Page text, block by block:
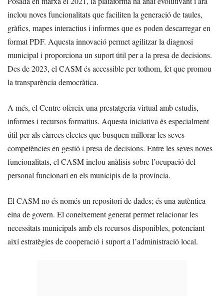
inclou noves funcionalitats que faciliten la generació de taules,
gràfics, mapes interactius i informes que es poden descarregar en
format PDF. Aquesta innovació permet agilitzar la diagnosi
municipal i proporciona un suport útil per a la presa de decisions.
Des de 2023, el CASM és accessible per tothom, fet que promou
la transparència democràtica.
A més, el Centre ofereix una prestatgeria virtual amb estudis,
informes i recursos formatius. Aquesta iniciativa és especialment
útil per als càrrecs electes que busquen millorar les seves
competències en gestió i presa de decisions. Entre les seves noves
funcionalitats, el CASM inclou anàlisis sobre l’ocupació del
personal funcionari en els municipis de la província.
El CASM no és només un repositori de dades; és una autèntica
eina de govern. El coneixement generat permet relacionar les
necessitats municipals amb els recursos disponibles, potenciant
així estratègies de cooperació i suport a l’administració local.